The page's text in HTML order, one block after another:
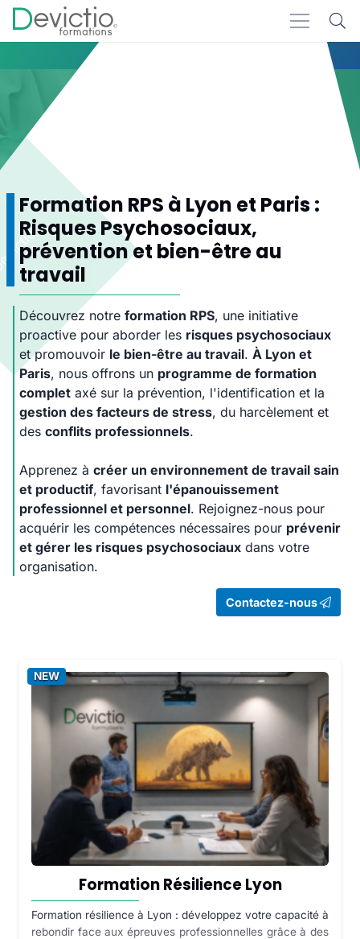
Formation RPS à Lyon et Paris :
Risques Psychosociaux,
prévention et bien-être au
travail
Découvrez notre formation RPS, une initiative
proactive pour aborder les risques psychosociaux
et promouvoir le bien-être au travail. À Lyon et
Paris, nous offrons un programme de formation
complet axé sur la prévention, l'identification et la
gestion des facteurs de stress, du harcèlement et
des conflits professionnels.
Apprenez à créer un environnement de travail sain
et productif, favorisant l'épanouissement
professionnel et personnel. Rejoignez-nous pour
acquérir les compétences nécessaires pour prévenir
et gérer les risques psychosociaux dans votre
organisation.
Contactez-nous
NEW
Formation Résilience Lyon
Formation résilience à Lyon : développez votre capacité à
rebondir face aux épreuves professionnelles grâce à des